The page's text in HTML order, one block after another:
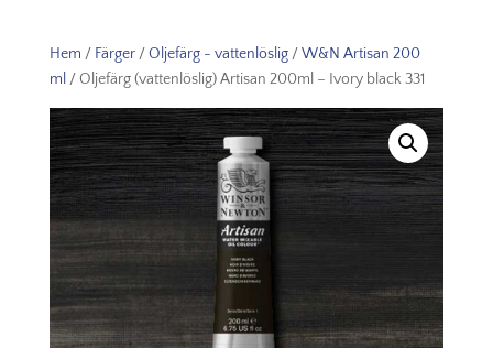
Hem / Färger/Oljefärg - vattenlöslig/W&N Artisan 200
ml / Oljefärg (vattenlöslig) Artisan 200ml – Ivory black 331